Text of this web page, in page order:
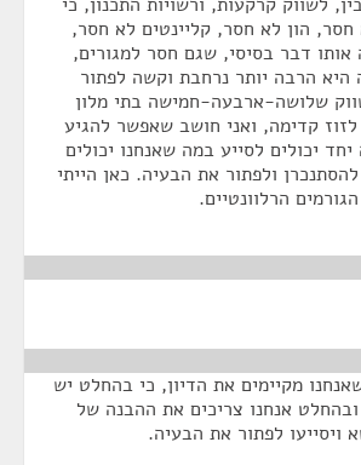
חסר, הון לא חסר, קליינטים לא חסר,
דבר בסיסי, שגם חסר למגורים,
היא הרבה יותר נרחבת וקשה לפתור
שלושה-ארבעה-חמישה בתי מלון
לזוז קדימה, ואני חושב שאפשר להגיע
יחד יכולים לסייע במה שאנחנו יכולים
ולפתור את הבעיה. כאן הייתי
הרלוונטיים.
מקיימים את הדיון, כי בהחלט יש
אנחנו צריכים את ההבנה של
ויסייעו לפתור את הבעיה.